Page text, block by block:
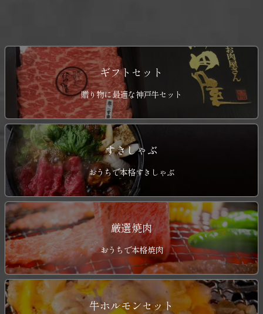
ギフトセット
贈り物に最適な神戸牛セット
すきしゃぶ
おうちで本格すきしゃぶ
厳選焼肉
おうちで本格焼肉
牛ホルモンセット